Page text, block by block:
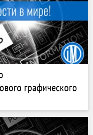
графического